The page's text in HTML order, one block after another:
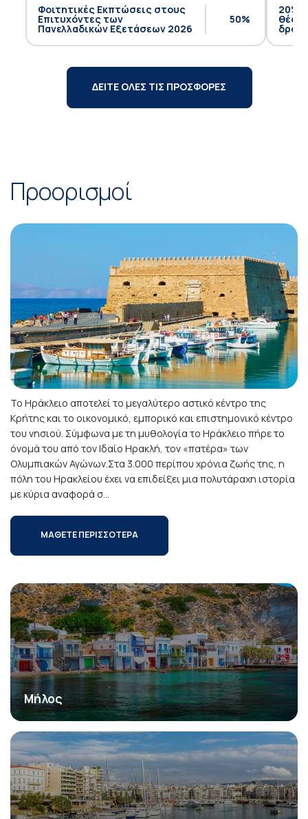
Φοιτητικές Εκπτώσεις στους
Επιτυχόντες των
Πανελλαδικών Εξετάσεων 2026
50%
20%
θέση
ΔΕΙΤΕ ΟΛΕΣ ΤΙΣ ΠΡΟΣΦΟΡΕΣ
Προορισμοί
Το Ηράκλειο αποτελεί το μεγαλύτερο αστικό κέντρο της
Κρήτης και το οικονομικό, εμπορικό και επιστημονικό κέντρο
του νησιού. Σύμφωνα με τη μυθολογία το Ηράκλειο πήρε το
όνομά του από τον Ιδαίο Ηρακλή, τον «πατέρα» των
Ολυμπιακών Αγώνων.Στα 3.000 περίπου χρόνια ζωής της, η
πόλη του Ηρακλείου έχει να επιδείξει μια πολυτάραχη ιστορία
με κύρια αναφορά σ...
ΜΑΘΕΤΕ ΠΕΡΙΣΣΟΤΕΡΑ
Μήλος